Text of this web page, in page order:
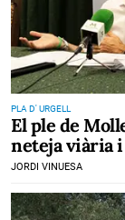
PLA D' URGELL
El ple de
neteja viària
JORDI VINUESA